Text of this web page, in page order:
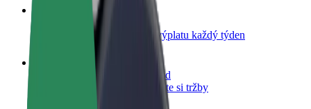
Staňte se kurýrem
Doručujte jídlo a dostávejte výplatu každý týden
Přidejte restauraci nebo obchod
Oslovte více zákazníků a zvyšte si tržby